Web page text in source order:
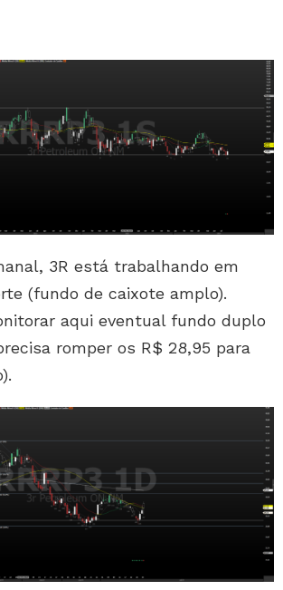
3R está trabalhando em
(fundo de caixote amplo).
aqui eventual fundo duplo
romper os R$ 28,95 para